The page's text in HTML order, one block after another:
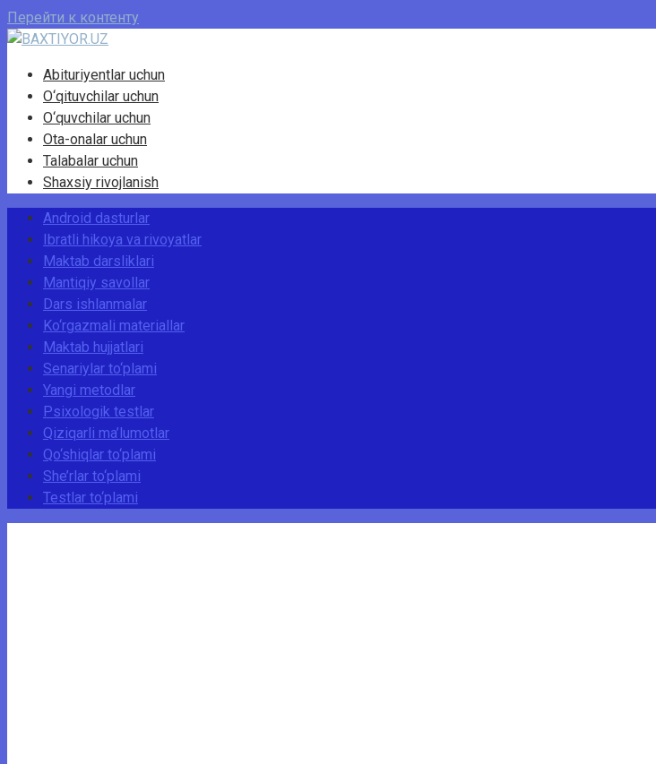
Перейти к контенту
Abituriyentlar uchun
O‘qituvchilar uchun
O‘quvchilar uchun
Ota-onalar uchun
Talabalar uchun
Shaxsiy rivojlanish
Android dasturlar
Ibratli hikoya va rivoyatlar
Maktab darsliklari
Mantiqiy savollar
Dars ishlanmalar
Ko‘rgazmali materiallar
Maktab hujjatlari
Senariylar to‘plami
Yangi metodlar
Psixologik testlar
Qiziqarli ma’lumotlar
Qo‘shiqlar to‘plami
She’rlar to‘plami
Testlar to‘plami